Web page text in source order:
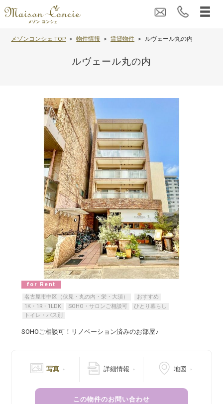
メゾンコンシェ TOP 物件情報 賃貸物件 ルヴェール丸の内
ルヴェール丸の内
for Rent
名古屋市中区（伏見・丸の内・栄・大須）
おすすめ
1K・1R・1LDK
SOHO・サロンご相談可
ひとり暮らし
トイレ・バス別
SOHOご相談可！リノベーション済みのお部屋♪
写真 詳細情報 地図
この物件のお問い合わせ